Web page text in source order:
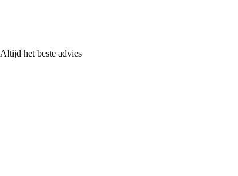
Altijd het beste advies